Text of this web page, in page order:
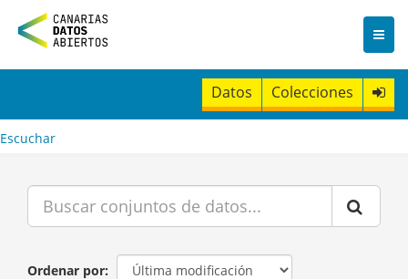
n
t
Datos Colecciones
Escuchar
Ordenar por